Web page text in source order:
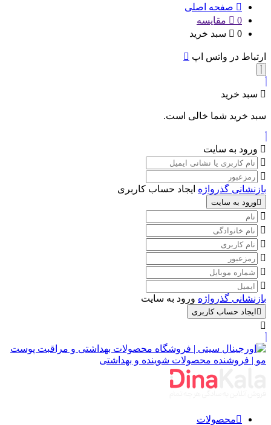
صفحه اصلی
0
مقایسه
0
سبد خرید
ارتباط در واتس اپ
سبد خرید
سبد خرید شما خالی است.
ورود به سایت
بازنشانی گذرواژه ایجاد حساب کاربری
ورود به سایت
بازنشانی گذرواژه ورود به سایت
ایجاد حساب کاربری
محصولات